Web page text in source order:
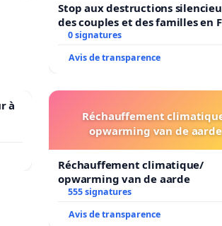
Stop aux destructions
des couples et des familles en
0 signatures
Avis de transparence
à
Réchauffement
opwarming van de aarde
Réchauffement climatique/
opwarming van de aarde
555 signatures
Avis de transparence